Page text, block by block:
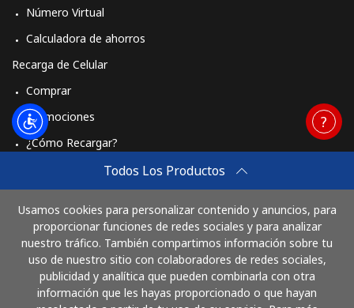
Todos Los Productos
Usamos cookies para personalizar contenido y anuncios, para
proporcionar funciones de redes sociales y para analizar
nuestro tráfico. También compartimos información sobre tu
uso de nuestro sitio con colaboradores de redes sociales,
publicidad y analítica que pueden combinarla con otra
información que les hayas proporcionado o que hayan
Número Virtual
Calculadora de ahorros
Recarga de Celular
Comprar
Promociones
¿Cómo Recargar?
Comprar
Cómo funciona
Paga con